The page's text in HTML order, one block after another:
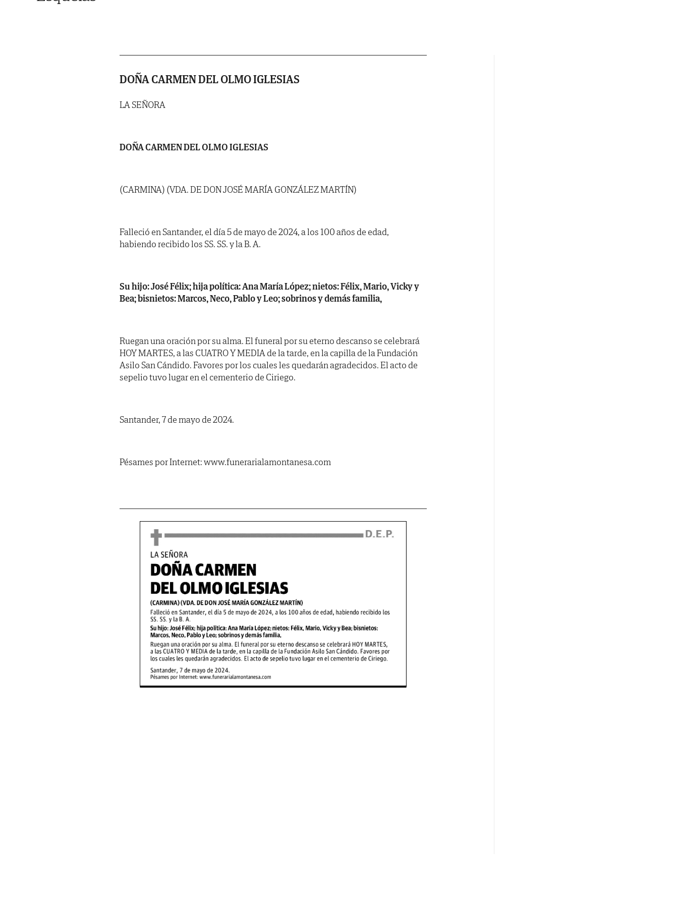
DOÑA CARMEN DEL OLMO IGLESIAS
LA SEÑORA
DOÑA CARMEN DEL OLMO IGLESIAS
(CARMINA) (VDA. DE DON JOSÉ MARÍA GONZÁLEZ MARTÍN)
Falleció en Santander, el día 5 de mayo de 2024, a los 100 años de edad,
habiendo recibido los SS. SS. y la B. A.
Su hijo: José Félix; hija política: Ana María López; nietos: Félix, Mario, Vicky y
Bea; bisnietos: Marcos, Neco, Pablo y Leo; sobrinos y demás familia,
Ruegan una oración por su alma. El funeral por su eterno descanso se celebrará
HOY MARTES, a las CUATRO Y MEDIA de la tarde, en la capilla de la Fundación
Asilo San Cándido. Favores por los cuales les quedarán agradecidos. El acto de
sepelio tuvo lugar en el cementerio de Ciriego.
Santander, 7 de mayo de 2024.
Pésames por Internet: www.funerarialamontanesa.com